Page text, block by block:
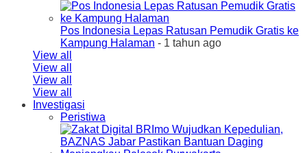
Pos Indonesia Lepas Ratusan Pemudik Gratis ke
Kampung Halaman - 1 tahun ago
View all
View all
View all
View all
Investigasi
Peristiwa